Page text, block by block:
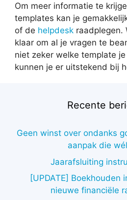
Om meer informatie te
templates kan je
of de helpdesk raadplegen.
klaar om al je vragen te
niet zeker welke template
kunnen je er uitstekend bij
Recente
Geen winst over ondanks
aanpak die
Jaarafsluiting
[UPDATE] Boekhouden
nieuwe financiële